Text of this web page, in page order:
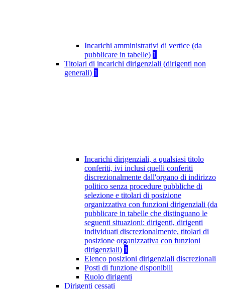
Incarichi amministrativi di vertice (da
pubblicare in tabelle) 1
Titolari di incarichi dirigenziali (dirigenti non
generali) 1
Incarichi dirigenziali, a qualsiasi titolo
conferiti, ivi inclusi quelli conferiti
discrezionalmente dall'organo di indirizzo
politico senza procedure pubbliche di
selezione e titolari di posizione
organizzativa con funzioni dirigenziali (da
pubblicare in tabelle che distinguano le
seguenti situazioni: dirigenti, dirigenti
individuati discrezionalmente, titolari di
posizione organizzativa con funzioni
dirigenziali) 1
Elenco posizioni dirigenziali discrezionali
Posti di funzione disponibili
Ruolo dirigenti
Dirigenti cessati